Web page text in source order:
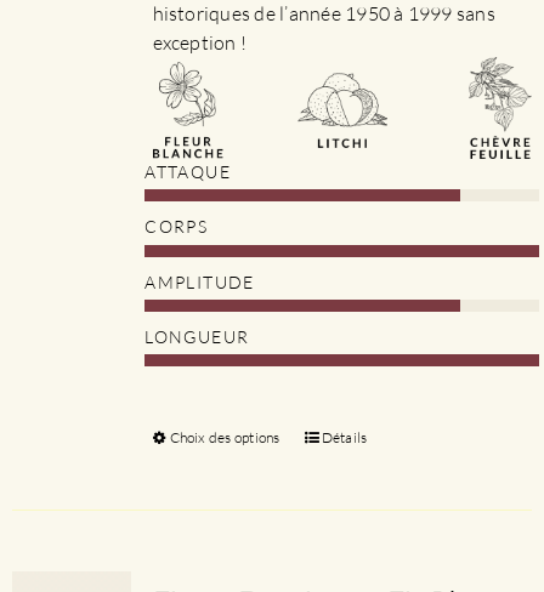
historiques de l’année 1950 à 1999 sans
exception !
ATTAQUE
CORPS
AMPLITUDE
LONGUEUR
Choix des options
CeDétails